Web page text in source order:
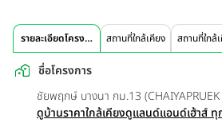
รายละเอียดโครงการ สถานที่ใกล้เคียง สถานที่ใกล้เ
ชื่อโครงการ
ชัยพฤกษ์ บางนา กม.13
ดูบ้านราคาใกล้เคียงดูแลนด์แอนด์เฮ้าส์ ทุ